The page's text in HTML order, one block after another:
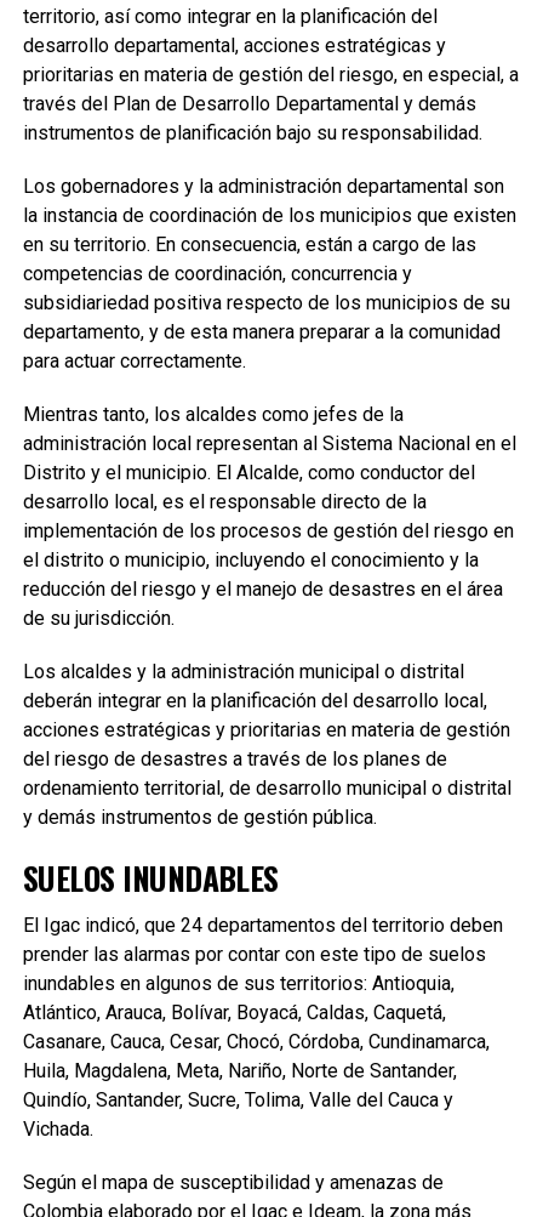
territorio, así como integrar en la planificación del
desarrollo departamental, acciones estratégicas y
prioritarias en materia de gestión del riesgo, en especial, a
través del Plan de Desarrollo Departamental y demás
instrumentos de planificación bajo su responsabilidad.
Los gobernadores y la administración departamental son
la instancia de coordinación de los municipios que existen
en su territorio. En consecuencia, están a cargo de las
competencias de coordinación, concurrencia y
subsidiariedad positiva respecto de los municipios de su
departamento, y de esta manera preparar a la comunidad
para actuar correctamente.
Mientras tanto, los alcaldes como jefes de la
administración local representan al Sistema Nacional en el
Distrito y el municipio. El Alcalde, como conductor del
desarrollo local, es el responsable directo de la
implementación de los procesos de gestión del riesgo en
el distrito o municipio, incluyendo el conocimiento y la
reducción del riesgo y el manejo de desastres en el área
de su jurisdicción.
Los alcaldes y la administración municipal o distrital
deberán integrar en la planificación del desarrollo local,
acciones estratégicas y prioritarias en materia de gestión
del riesgo de desastres a través de los planes de
ordenamiento territorial, de desarrollo municipal o distrital
y demás instrumentos de gestión pública.
SUELOS INUNDABLES
El Igac indicó, que 24 departamentos del territorio deben
prender las alarmas por contar con este tipo de suelos
inundables en algunos de sus territorios: Antioquia,
Atlántico, Arauca, Bolívar, Boyacá, Caldas, Caquetá,
Casanare, Cauca, Cesar, Chocó, Córdoba, Cundinamarca,
Huila, Magdalena, Meta, Nariño, Norte de Santander,
Quindío, Santander, Sucre, Tolima, Valle del Cauca y
Vichada.
Según el mapa de susceptibilidad y amenazas de
Colombia elaborado por el Igac e Ideam, la zona más